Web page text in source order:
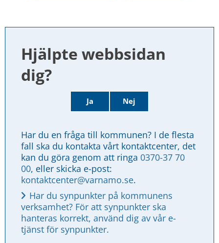
Hjälpte webbsidan
dig?
Ja Nej
Har du en fråga till kommunen? I de flesta
fall ska du kontakta vårt kontaktcenter, det
kan du göra genom att ringa 0370-37 70
00
kontaktcenter@varnamo.se.
Har du synpunkter på kommunens
verksamhet? För att synpunkter ska
hanteras korrekt, använd dig av vår e-
tjänst för synpunkter.